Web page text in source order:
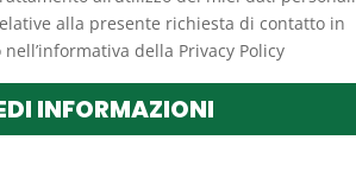
alla presente richiesta di contatto in
della Privacy Policy
INFORMAZIONI